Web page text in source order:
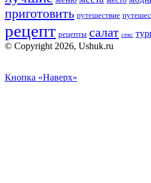
приготовить путешествие
рецепт рецепты салат секс
© Copyright 2026, Ushuk.ru
Кнопка «Наверх»